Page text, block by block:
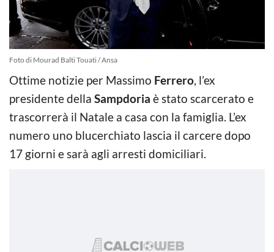
Foto di Mourad Balti Touati / Ansa
Ottime notizie per Massimo Ferrero, l’ex
presidente della Sampdoria è stato scarcerato e
trascorrerà il Natale a casa con la famiglia. L’ex
numero uno blucerchiato lascia il carcere dopo
17 giorni e sarà agli arresti domiciliari.